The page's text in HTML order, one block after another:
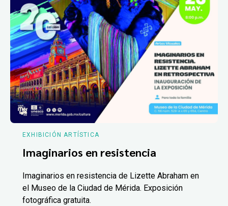
EXHIBICIÓN ARTÍSTICA
Imaginarios en resistencia
Imaginarios en resistencia de Lizette Abraham en
el Museo de la Ciudad de Mérida. Exposición
fotográfica gratuita.